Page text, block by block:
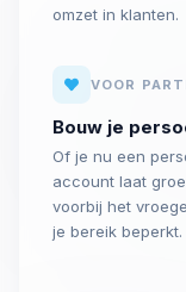
omzet in klanten.
VOOR
Bouw je
Of je nu een
account laat
voorbij het
je bereik beperkt.